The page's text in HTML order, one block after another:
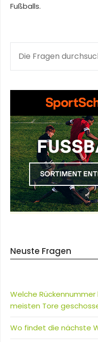
Fußballs.
Neuste Fragen
Welche
meisten Tore
Wo findet die nächste